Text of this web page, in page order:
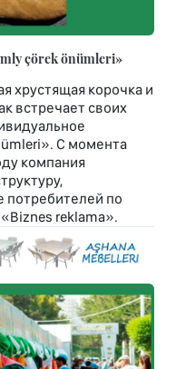
çörek önümleri»
хрустящая корочка и
встречает своих
С момента
компания
по
reklama».